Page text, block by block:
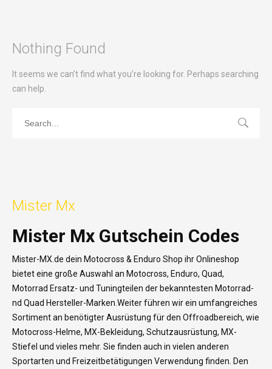
Nothing Found
It seems we can’t find what you’re looking for. Perhaps searching
can help.
Mister Mx
Mister Mx Gutschein Codes
Mister-MX.de dein Motocross & Enduro Shop ihr Onlineshop
bietet eine große Auswahl an Motocross, Enduro, Quad,
Motorrad Ersatz- und Tuningteilen der bekanntesten Motorrad-
nd Quad Hersteller-Marken.Weiter führen wir ein umfangreiches
Sortiment an benötigter Ausrüstung für den Offroadbereich, wie
Motocross-Helme, MX-Bekleidung, Schutzausrüstung, MX-
Stiefel und vieles mehr. Sie finden auch in vielen anderen
Sportarten und Freizeitbetätigungen Verwendung finden. Den